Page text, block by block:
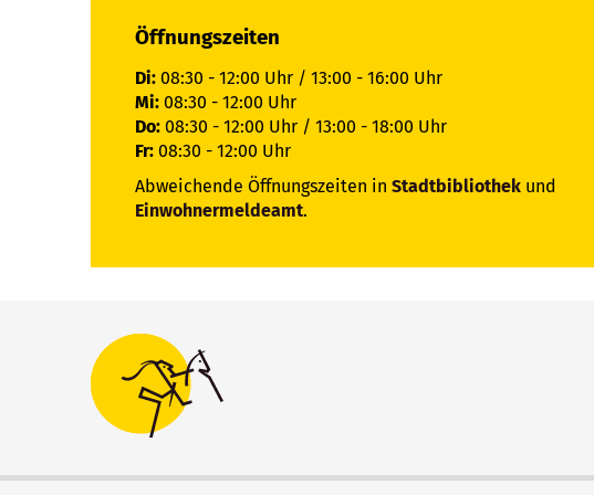
Öffnungszeiten
Di: 08:30 - 12:00 Uhr / 13:00 - 16:00 Uhr
Mi: 08:30 - 12:00 Uhr
Do: 08:30 - 12:00 Uhr / 13:00 - 18:00 Uhr
Fr: 08:30 - 12:00 Uhr
Abweichende Öffnungszeiten in Stadtbibliothek und
Einwohnermeldeamt.